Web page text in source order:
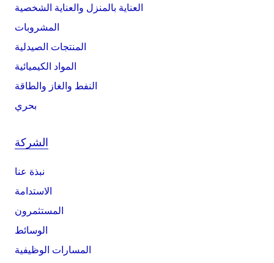
العناية بالمنزل والعناية الشخصية
المشروبات
المنتجات الصيدلية
المواد الكيميائية
النفط والغاز والطاقة
بحري
الشركة
نبذة عنا
الاستدامة
المستثمرون
الوسائط
المسارات الوظيفية